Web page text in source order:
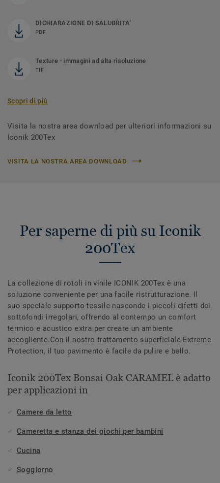
DICHIARAZIONE DI SALUBRITA’
PDF
Texture - immagini ad alta risoluzione
TIF
Scopri di più
Visita la nostra area download per ulteriori informazioni su
Iconik 200Tex
VISITA LA NOSTRA AREA DOWNLOAD
Per saperne di più su Iconik
200Tex
La collezione di rotoli in vinile ICONIK 200Tex è una
soluzione conveniente per una facile ristrutturazione. Il
suo speciale supporto tessile nasconde i piccoli difetti dei
sottofondi irregolari, offrendo al contempo un comfort
termico e acustico extra per creare un ambiente
accogliente.Con il nostro trattamento superficiale Extreme
Protection, il tuo pavimento è facile da pulire e bello.
Iconik 200Tex Bonsai Oak CARAMEL è adatto
per applicazioni in
Camere da letto
Cameretta e stanza dei giochi per bambini
Cucina
Soggiorno